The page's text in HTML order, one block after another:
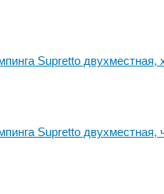
Supretto двухместная,
Supretto двухместная,